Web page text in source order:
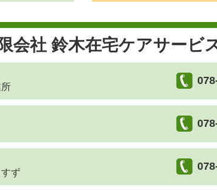
会社 鈴木在宅ケアサービ
ず